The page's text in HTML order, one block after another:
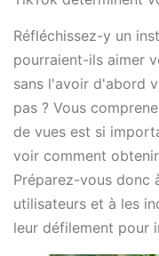
Réfléchissez-y un
pourraient-ils aimer
sans l'avoir d'abord
pas ? Vous
de vues est si
voir comment
Préparez-vous donc
utilisateurs et à les
leur défilement pour